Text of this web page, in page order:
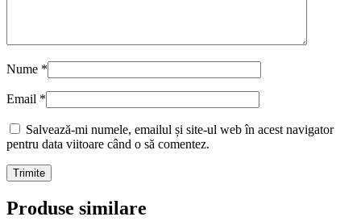
Nume *
Email *
Salvează-mi numele, emailul și site-ul web în acest navigator
pentru data viitoare când o să comentez.
Produse similare